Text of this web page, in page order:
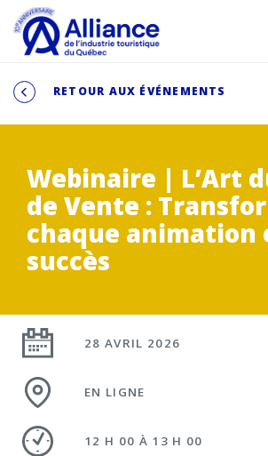
RETOUR AUX ÉVÉNEMENTS
Webinaire | L’Art
de Vente :
chaque animation
succès
28 AVRIL 2026
EN LIGNE
12 H 00 À 13 H 00